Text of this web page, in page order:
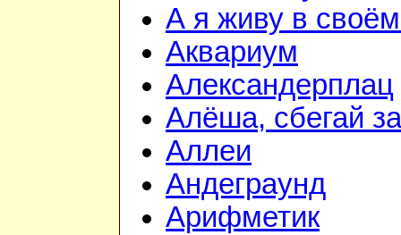
А я живу в своём
Аквариум
Александерплац
Алёша, сбегай
Аллеи
Андеграунд
Арифметик